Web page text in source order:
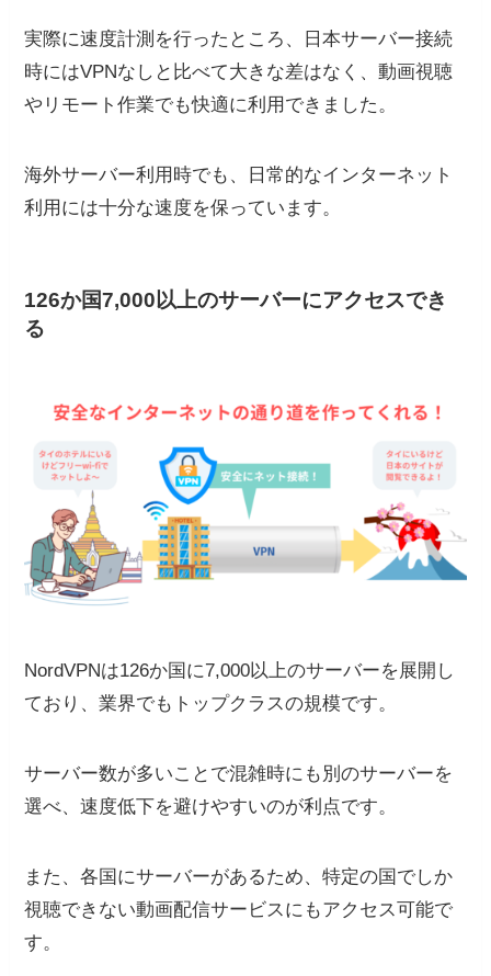
実際に速度計測を行ったところ、日本サーバー接続
時にはVPNなしと比べて大きな差はなく、動画視聴
やリモート作業でも快適に利用できました。
海外サーバー利用時でも、日常的なインターネット
利用には十分な速度を保っています。
126か国7,000以上のサーバーにアクセスでき
る
NordVPNは126か国に7,000以上のサーバーを展開し
ており、業界でもトップクラスの規模です。
サーバー数が多いことで混雑時にも別のサーバーを
選べ、速度低下を避けやすいのが利点です。
また、各国にサーバーがあるため、特定の国でしか
視聴できない動画配信サービスにもアクセス可能で
す。